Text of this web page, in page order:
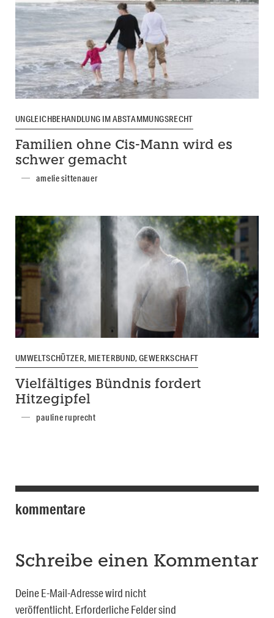
UNGLEICHBEHANDLUNG IM ABSTAMMUNGSRECHT
Familien ohne Cis-Mann wird es
schwer gemacht
amelie sittenauer
UMWELTSCHÜTZER, MIETERBUND, GEWERKSCHAFT
Vielfältiges Bündnis fordert
Hitzegipfel
pauline ruprecht
kommentare
Schreibe einen Kommentar
Deine E-Mail-Adresse wird nicht
veröffentlicht. Erforderliche Felder sind